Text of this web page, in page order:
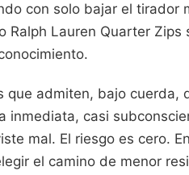
con solo bajar el tirador
Lauren Quarter Zips
admiten, bajo cuerda,
inmediata, casi
mal. El riesgo es cero.
el camino de menor